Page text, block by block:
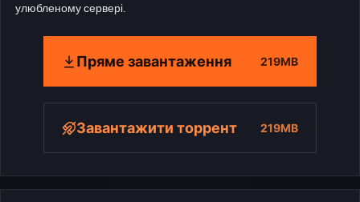
улюбленому сервері.
Пряме завантаження 219MB
Завантажити торрент 219MB